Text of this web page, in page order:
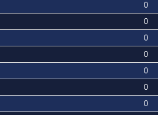
0
0
0
0
0
0
0